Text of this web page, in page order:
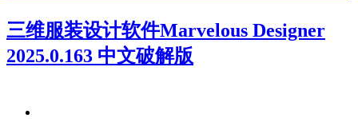
三维服装设计软件Marvelous Designer
2025.0.163 中文破解版